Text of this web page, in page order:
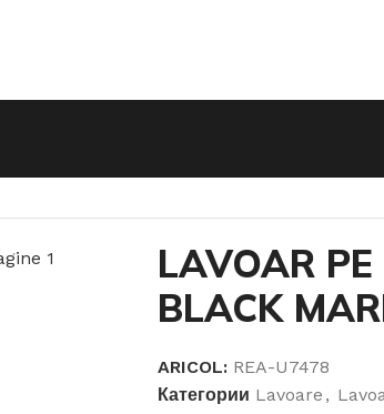
LAVOAR
BLACK
ARICOL: REA-U7478
Категории Lavoare ,